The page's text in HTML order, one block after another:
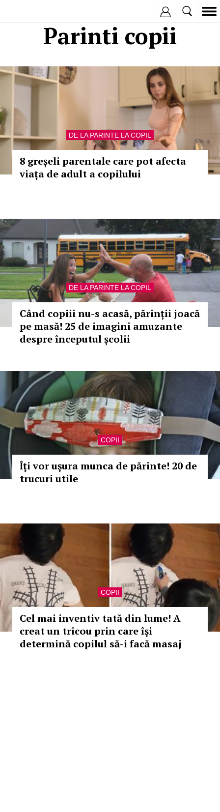
Parinti copii
DE LA PARINTE LA COPIL
8 greșeli parentale care pot afecta
viața de adult a copilului
DE LA PARINTE LA COPIL
Când copiii nu-s acasă, părinții joacă
pe masă! 25 de imagini amuzante
despre începutul școlii
COPII
Îţi vor uşura munca de părinte! 20 de
trucuri utile
COPII
Cel mai inventiv tată din lume! A
creat un tricou prin care îşi
determină copilul să-i facă masaj